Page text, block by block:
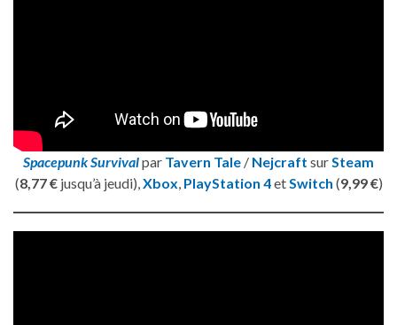
Spacepunk Survivalpar Tavern Tale / Nejcraft surSteam
(8,77 €jusqu’à jeudi),Xbox, PlayStation 4etSwitch (9,99 €)